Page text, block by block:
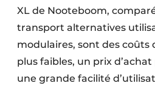
Software
Techniques ferroviaires
Travaux ferroviaires
XL de Nooteboom,
transport alternatives
modulaires, sont des coûts
plus faibles, un prix
une grande facilité